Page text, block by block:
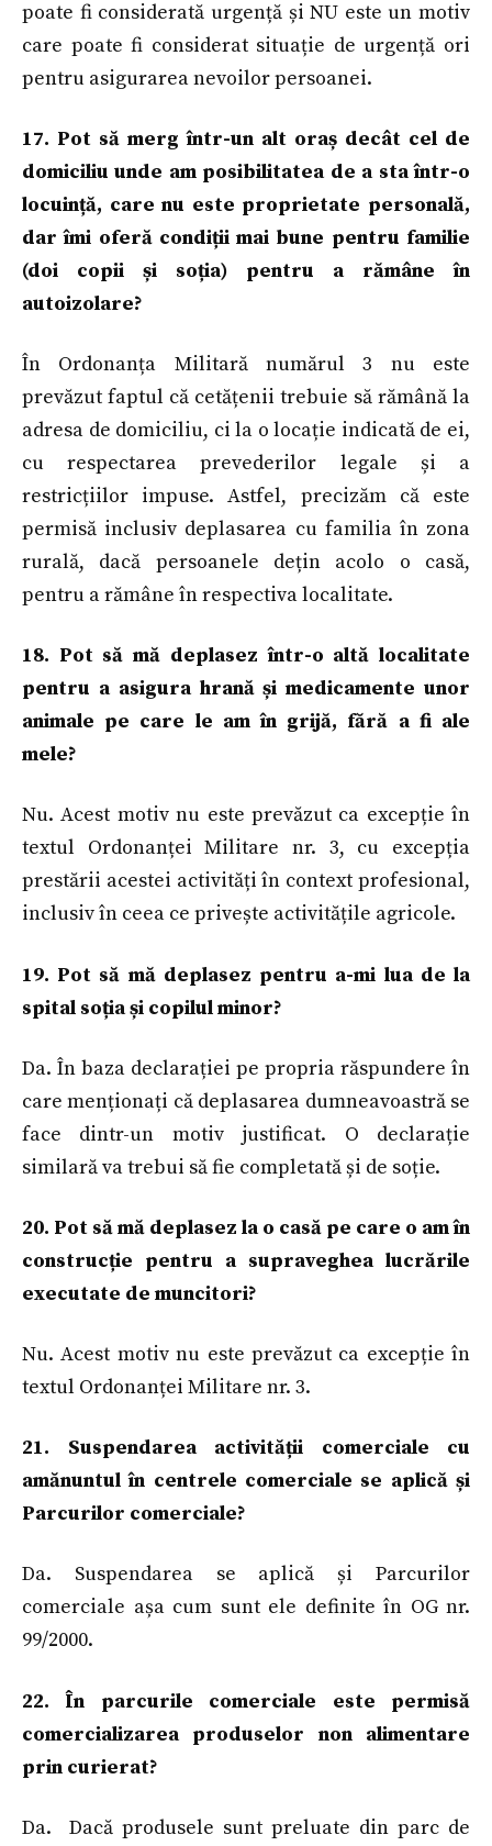
poate fi considerată urgență și NU este un motiv
care poate fi considerat situație de urgență ori
pentru asigurarea nevoilor persoanei.
17. Pot să merg într-un alt oraș decât cel de
domiciliu unde am posibilitatea de a sta într-o
locuință, care nu este proprietate personală,
dar îmi oferă condiții mai bune pentru familie
(doi copii și soția) pentru a rămâne în
autoizolare?
În Ordonanța Militară numărul 3 nu este
prevăzut faptul că cetățenii trebuie să rămână la
adresa de domiciliu, ci la o locație indicată de ei,
cu respectarea prevederilor legale și a
restricțiilor impuse. Astfel, precizăm că este
permisă inclusiv deplasarea cu familia în zona
rurală, dacă persoanele dețin acolo o casă,
pentru a rămâne în respectiva localitate.
18. Pot să mă deplasez într-o altă localitate
pentru a asigura hrană și medicamente unor
animale pe care le am în grijă, fără a fi ale
mele?
Nu. Acest motiv nu este prevăzut ca excepție în
textul Ordonanței Militare nr. 3, cu excepția
prestării acestei activități în context profesional,
inclusiv în ceea ce privește activitățile agricole.
19. Pot să mă deplasez pentru a-mi lua de la
spital soția și copilul minor?
Da. În baza declarației pe propria răspundere în
care menționați că deplasarea dumneavoastră se
face dintr-un motiv justificat. O declarație
similară va trebui să fie completată și de soție.
20. Pot să mă deplasez la o casă pe care o am în
construcție pentru a supraveghea lucrările
executate de muncitori?
Nu. Acest motiv nu este prevăzut ca excepție în
textul Ordonanței Militare nr. 3.
21. Suspendarea activității comerciale cu
amănuntul în centrele comerciale se aplică și
Parcurilor comerciale?
Da. Suspendarea se aplică și Parcurilor
comerciale așa cum sunt ele definite în OG nr.
99/2000.
22. În parcurile comerciale este permisă
comercializarea produselor non alimentare
prin curierat?
Da. Dacă produsele sunt preluate din parc de